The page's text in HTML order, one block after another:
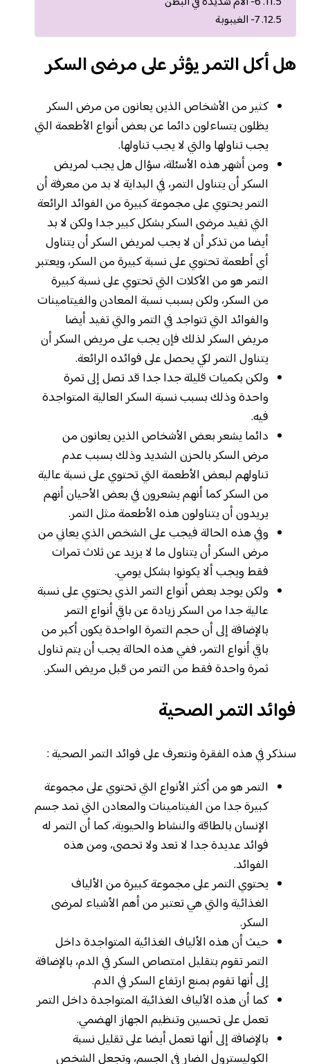
7- الغيبوبة
هل أكل التمر يؤثر على مرضى السكر
كثير من الأشخاص الذين يعانون من مرض السكر
يظلون يتساءلون دائما عن بعض أنواع الأطعمة التي
يجب تناولها والتي لا يجب تناولها.
ومن أشهر هذه الأسئلة، سؤال هل يجب لمريض
السكر أن يتناول التمر، في البداية لا بد من معرفة أن
التمر يحتوي على مجموعة كبيرة من الفوائد الرائعة
التي تفيد مرضى السكر بشكل كبير جدا ولكن لا بد
أيضا من تذكر أن لا يجب لمريض السكر أن يتناول
أي أطعمة تحتوي على نسبة كبيرة من السكر، ويعتبر
التمر هو من الأكلات التي تحتوي على نسبة كبيرة
من السكر، ولكن بسبب نسبة المعادن والفيتامينات
والفوائد التي تتواجد في التمر والتي تفيد أيضا
مريض السكر لذلك فإن يجب على مريض السكر أن
يتناول التمر لكي يحصل على فوائده الرائعة.
ولكن بكميات قليلة جدا جدا قد تصل إلى تمرة
واحدة وذلك بسبب نسبة السكر العالية المتواجدة
فيه.
دائما يشعر بعض الأشخاص الذين يعانون من
مرض السكر بالحزن الشديد وذلك بسبب عدم
تناولهم لبعض الأطعمة التي تحتوي على نسبة عالية
من السكر كما أنهم يشعرون في بعض الأحيان أنهم
يريدون أن يتناولون هذه الأطعمة مثل التمر.
وفي هذه الحالة فيجب على الشخص الذي يعاني من
مرض السكر أن يتناول ما لا يزيد عن ثلاث تمرات
فقط ويجب ألا يكونوا بشكل يومي.
ولكن يوجد بعض أنواع التمر الذي يحتوي على نسبة
عالية جدا من السكر زيادة عن باقي أنواع التمر
بالإضافة إلى أن حجم التمرة الواحدة يكون أكبر من
باقي أنواع التمر، ففي هذه الحالة يجب أن يتم تناول
ثمرة واحدة فقط من التمر من قبل مريض السكر.
فوائد التمر الصحية
سنذكر في هذه الفقرة ونتعرف على فوائد التمر الصحية :
التمر هو من أكثر الأنواع التي تحتوي على مجموعة
كبيرة جدا من الفيتامينات والمعادن التي تمد جسم
الإنسان بالطاقة والنشاط والحيوية، كما أن التمر له
فوائد عديدة جدا لا تعد ولا تحصى، ومن هذه
الفوائد.
يحتوي التمر على مجموعة كبيرة من الألياف
الغذائية والتي هي تعتبر من أهم الأشياء لمرضى
السكر.
حيث أن هذه الألياف الغذائية المتواجدة داخل
التمر تقوم بتقليل امتصاص السكر في الدم، بالإضافة
إلى أنها تقوم بمنع ارتفاع السكر في الدم.
كما أن هذه الألياف الغذائية المتواجدة داخل التمر
تعمل على تحسين وتنظيم الجهاز الهضمي.
بالإضافة إلى أنها تعمل أيضا على تقليل نسبة
الكوليسترول الضار في الجسم، وتجعل الشخص